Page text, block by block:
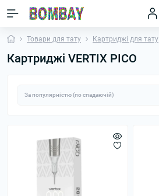
Товари для тату Картриджі для тату
Картриджі VERTIX PICO